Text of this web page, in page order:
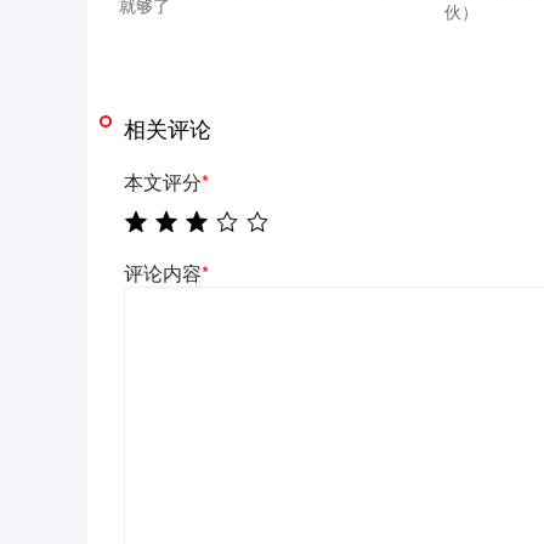
就够了
伙）
相关评论
本文评分*
评论内容*